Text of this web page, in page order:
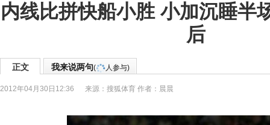
内线比拼快船小胜 小加沉睡半
后
正文 我来说两句( 人参与)
2012年04月30日12:36 来源： 搜狐体育 作者：晨晨